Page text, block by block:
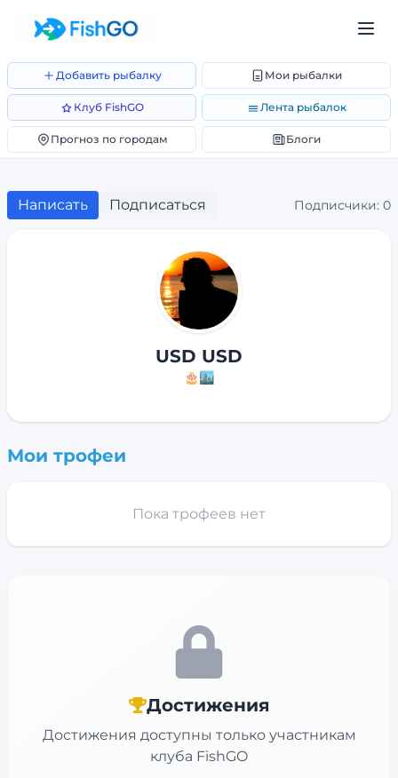
Добавить рыбалку Мои рыбалки
Клуб FishGO Лента рыбалок
Прогноз по городам Блоги
Написать Подписаться Подписчики: 0
USD USD
🎂🏙️
Мои трофеи
Пока трофеев нет
Достижения
Достижения доступны только участникам
клуба FishGO